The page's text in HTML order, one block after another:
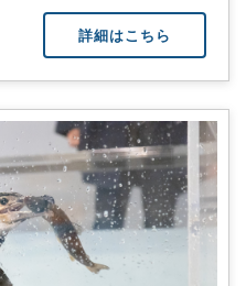
詳細はこちら